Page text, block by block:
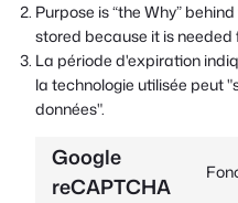
Purpose is “the Why”
stored because it is needed
La période d'expiration
la technologie utilisée peut
données".
Google
reCAPTCHA